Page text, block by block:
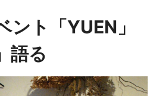
ト「YUEN」
語る